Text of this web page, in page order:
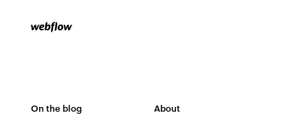
On the blog About